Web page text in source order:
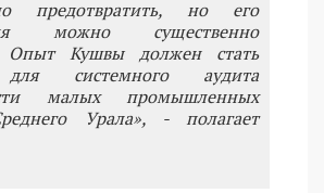
предотвратить, но его
можно существенно
Опыт Кушвы должен стать
системного аудита
малых промышленных
Урала», - полагает